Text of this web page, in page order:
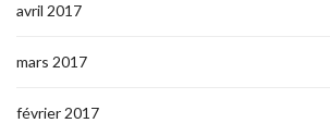
avril 2017
mars 2017
février 2017